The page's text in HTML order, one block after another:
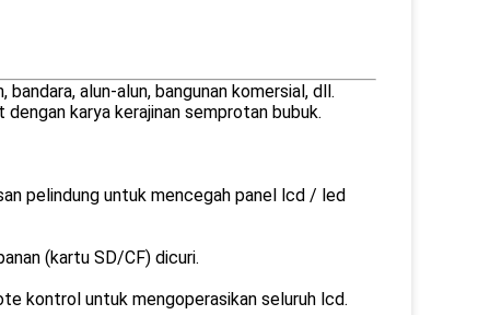
alun-alun, bangunan komersial, dll.
karya kerajinan semprotan bubuk.
pelindung untuk mencegah panel lcd / led
(kartu SD/CF) dicuri.
kontrol untuk mengoperasikan seluruh lcd.